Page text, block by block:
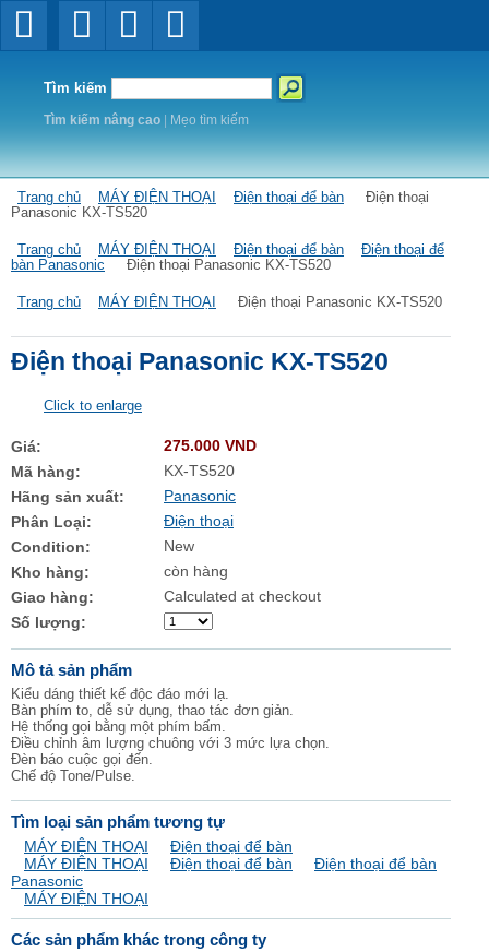
Tìm kiếm
Tìm kiếm nâng cao| Mẹo tìm kiếm
Trang chủ MÁY ĐIỆN THOẠI Điện thoại để bàn
Điện thoại
Panasonic KX-TS520
Trang chủ MÁY ĐIỆN THOẠI Điện thoại để bàn
Điện thoại để
bàn Panasonic
Điện thoại Panasonic KX-TS520
Trang chủ MÁY ĐIỆN THOẠI Điện thoại Panasonic KX-TS520
Điện thoại Panasonic KX-TS520
Click to enlarge
Giá:
275.000 VND
Mã hàng:
KX-TS520
Hãng sản xuất:
Panasonic
Phân Loại:
Điện thoại
Condition:
New
Kho hàng:
còn hàng
Giao hàng:
Calculated at checkout
Số lượng:
Mô tả sản phẩm
Kiểu dáng thiết kế độc đáo mới lạ.
Bàn phím to, dễ sử dụng, thao tác đơn giản.
Hệ thống gọi bằng một phím bấm.
Điều chỉnh âm lượng chuông với 3 mức lựa chọn.
Đèn báo cuộc gọi đến.
Chế độ Tone/Pulse.
Tìm loại sản phẩm tương tự
MÁY ĐIỆN THOẠI
Điện thoại để bàn
MÁY ĐIỆN THOẠI
Điện thoại để bàn
Điện thoại để bàn
Panasonic
MÁY ĐIỆN THOẠI
Các sản phẩm khác trong công ty